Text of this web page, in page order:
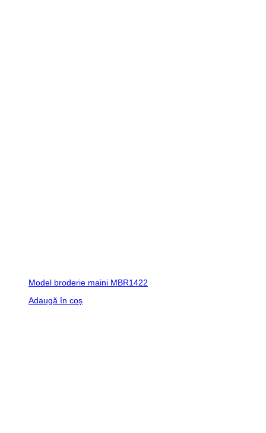
Model broderie maini MBR1422
Adaugă în coș